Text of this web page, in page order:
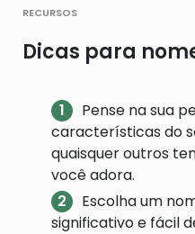
recursos
Dicas para
Pense na sua
características do
quaisquer outros
você adora.
Escolha um
significativo e fácil